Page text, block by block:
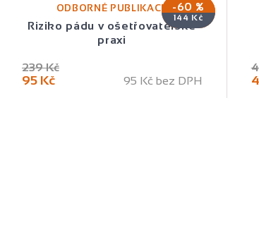
-60 %
144 Kč
ODBORNÉ PUBLIKACE
Riziko pádu v ošetřovatelské
praxi
239 Kč
95 Kč 95 Kč bez DPH